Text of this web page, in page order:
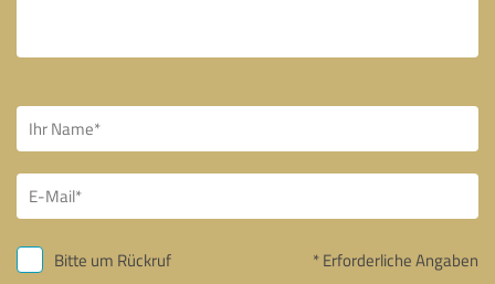
Bitte um Rückruf * Erforderliche Angaben